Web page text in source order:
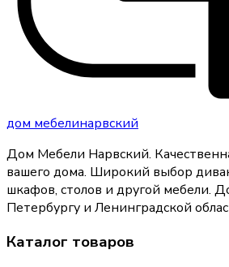
дом мебелинарвский
Дом Мебели Нарвский.
вашего дома. Широкий выбор
шкафов, столов и другой мебели.
Петербургу и Ленинградской
Каталог товаров